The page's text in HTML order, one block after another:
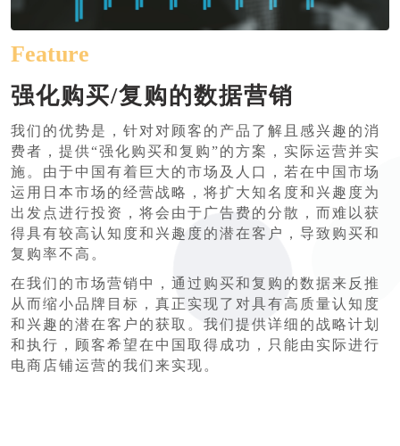
Feature
强化购买/复购的数据营销
我们的优势是，针对对顾客的产品了解且感兴趣的消
费者，提供“强化购买和复购”的方案，实际运营并实
施。由于中国有着巨大的市场及人口，若在中国市场
运用日本市场的经营战略，将扩大知名度和兴趣度为
出发点进行投资，将会由于广告费的分散，而难以获
得具有较高认知度和兴趣度的潜在客户，导致购买和
复购率不高。
在我们的市场营销中，通过购买和复购的数据来反推
从而缩小品牌目标，真正实现了对具有高质量认知度
和兴趣的潜在客户的获取。我们提供详细的战略计划
和执行，顾客希望在中国取得成功，只能由实际进行
电商店铺运营的我们来实现。